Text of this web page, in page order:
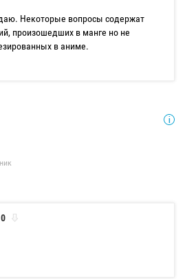
Некоторые вопросы содержат
произошедших в манге но не
в аниме.
0